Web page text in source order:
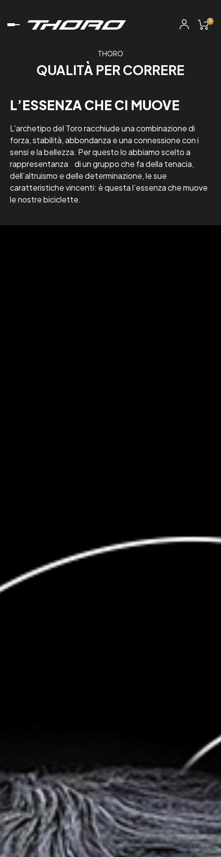
navigazione 0
THORO
QUALITÀ PER CORRERE
L’ESSENZA CHE CI MUOVE
L'archetipo del Toro racchiude una combinazione di
forza, stabilità, abbondanza e una connessione con i
sensi e la bellezza. Per questo lo abbiamo scelto a
rappresentanza di un gruppo che fa della tenacia,
dell’altruismo e delle determinazione, le sue
caratteristiche vincenti: è questa l’essenza che muove
le nostre biciclette.